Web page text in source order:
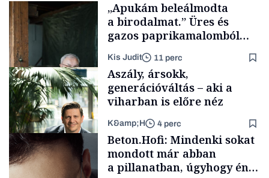
Családi
vállalkozások
„Apukám beleálmodta
a birodalmat.” Üres és
gazos paprikamalomból
lett az igazi családi
fűszersztori
Kis Judit 11 perc
Aszály, ársokk,
generációváltás – aki a
viharban is előre néz
K&amp;H 4 perc
Beton.Hofi: Mindenki sokat
mondott már abban
a pillanatban, úgyhogy én